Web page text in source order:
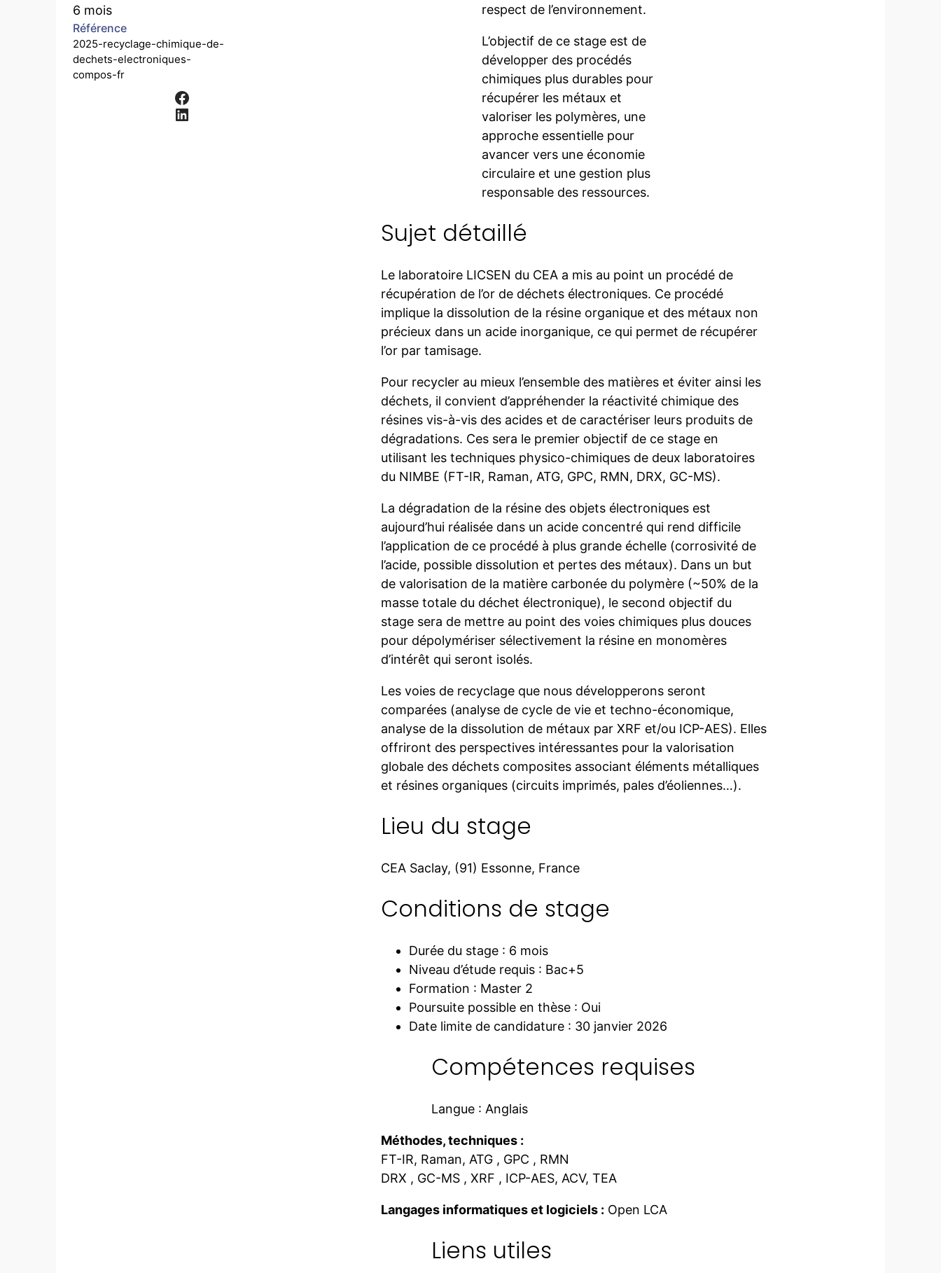
6 mois
Référence
2025-recyclage-chimique-de-
dechets-electroniques-
compos-fr
Facebook
LinkedIn
respect de l’environnement.
L’objectif de ce stage est de
développer des procédés
chimiques plus durables pour
récupérer les métaux et
valoriser les polymères, une
approche essentielle pour
avancer vers une économie
circulaire et une gestion plus
responsable des ressources.
Sujet détaillé
Le laboratoire LICSEN du CEA a mis au point un procédé de
récupération de l’or de déchets électroniques. Ce procédé
implique la dissolution de la résine organique et des métaux non
précieux dans un acide inorganique, ce qui permet de récupérer
l’or par tamisage.
Pour recycler au mieux l’ensemble des matières et éviter ainsi les
déchets, il convient d’appréhender la réactivité chimique des
résines vis-à-vis des acides et de caractériser leurs produits de
dégradations. Ces sera le premier objectif de ce stage en
utilisant les techniques physico-chimiques de deux laboratoires
du NIMBE (FT-IR, Raman, ATG, GPC, RMN, DRX, GC-MS).
La dégradation de la résine des objets électroniques est
aujourd’hui réalisée dans un acide concentré qui rend difficile
l’application de ce procédé à plus grande échelle (corrosivité de
l’acide, possible dissolution et pertes des métaux). Dans un but
de valorisation de la matière carbonée du polymère (~50% de la
masse totale du déchet électronique), le second objectif du
stage sera de mettre au point des voies chimiques plus douces
pour dépolymériser sélectivement la résine en monomères
d’intérêt qui seront isolés.
Les voies de recyclage que nous développerons seront
comparées (analyse de cycle de vie et techno-économique,
analyse de la dissolution de métaux par XRF et/ou ICP-AES). Elles
offriront des perspectives intéressantes pour la valorisation
globale des déchets composites associant éléments métalliques
et résines organiques (circuits imprimés, pales d’éoliennes…).
Lieu du stage
CEA Saclay, (91) Essonne, France
Conditions de stage
Durée du stage : 6 mois
Niveau d’étude requis : Bac+5
Formation : Master 2
Poursuite possible en thèse : Oui
Date limite de candidature : 30 janvier 2026
Compétences requises
Langue : Anglais
Méthodes, techniques :
FT-IR, Raman, ATG , GPC , RMN
DRX , GC-MS , XRF , ICP-AES, ACV, TEA
Langages informatiques et logiciels : Open LCA
Liens utiles